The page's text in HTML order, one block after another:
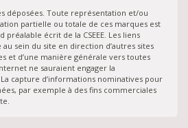
déposées. Toute représentation et/ou
partielle ou totale de ces marques est
préalable écrit de la CSEEE. Les liens
sein du site en direction d’autres sites
et d’une manière générale vers toutes
ne sauraient engager la
La capture d’informations nominatives pour
par exemple à des fins commerciales